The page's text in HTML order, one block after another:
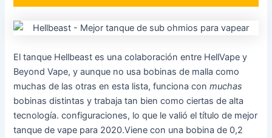
El tanque Hellbeast es una colaboración entre HellVape y
Beyond Vape, y aunque no usa bobinas de malla como
muchas de las otras en esta lista, funciona conmuchas
bobinas distintas y trabaja tan bien como ciertas de alta
tecnología. configuraciones, lo que le valió el título de mejor
tanque de vape para 2020.Viene con una bobina de 0,2